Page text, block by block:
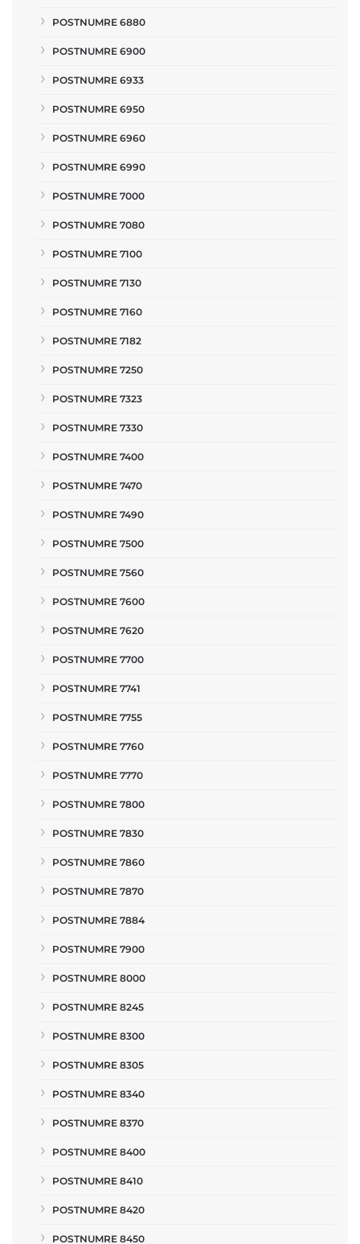
POSTNUMRE 6880
POSTNUMRE 6900
POSTNUMRE 6933
POSTNUMRE 6950
POSTNUMRE 6960
POSTNUMRE 6990
POSTNUMRE 7000
POSTNUMRE 7080
POSTNUMRE 7100
POSTNUMRE 7130
POSTNUMRE 7160
POSTNUMRE 7182
POSTNUMRE 7250
POSTNUMRE 7323
POSTNUMRE 7330
POSTNUMRE 7400
POSTNUMRE 7470
POSTNUMRE 7490
POSTNUMRE 7500
POSTNUMRE 7560
POSTNUMRE 7600
POSTNUMRE 7620
POSTNUMRE 7700
POSTNUMRE 7741
POSTNUMRE 7755
POSTNUMRE 7760
POSTNUMRE 7770
POSTNUMRE 7800
POSTNUMRE 7830
POSTNUMRE 7860
POSTNUMRE 7870
POSTNUMRE 7884
POSTNUMRE 7900
POSTNUMRE 8000
POSTNUMRE 8245
POSTNUMRE 8300
POSTNUMRE 8305
POSTNUMRE 8340
POSTNUMRE 8370
POSTNUMRE 8400
POSTNUMRE 8410
POSTNUMRE 8420
POSTNUMRE 8450